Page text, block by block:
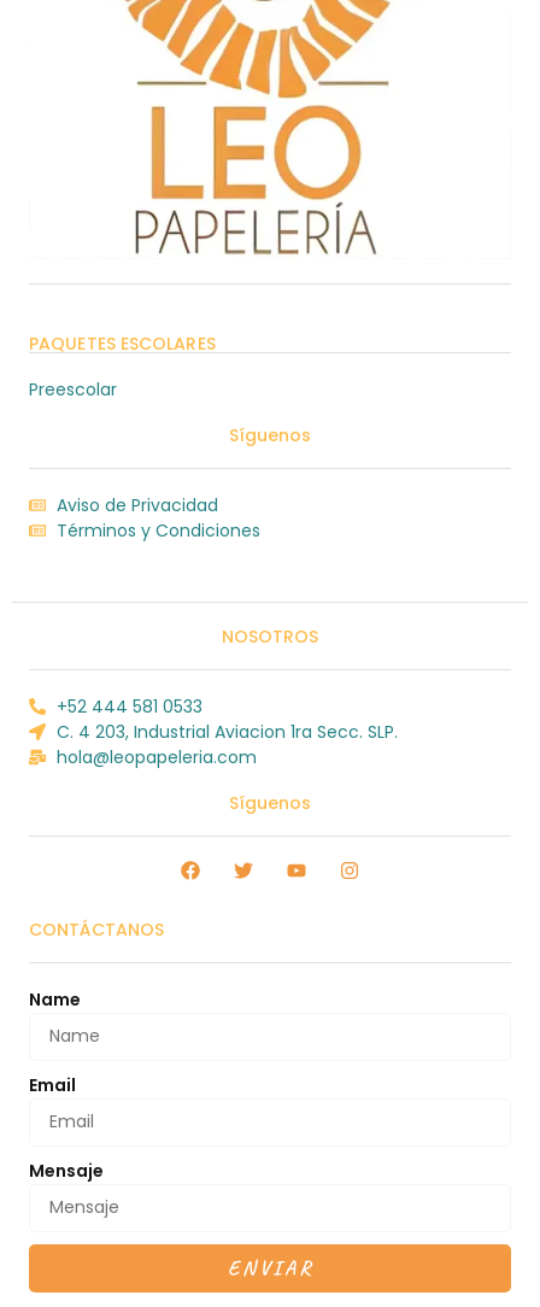
PAQUETES ESCOLARES
Preescolar
Síguenos
Aviso de Privacidad
Términos y Condiciones
NOSOTROS
+52 444 581 0533
C. 4 203, Industrial Aviacion 1ra Secc. SLP.
hola@leopapeleria.com
Síguenos
CONTÁCTANOS
Name
Email
Mensaje
ENVIAR